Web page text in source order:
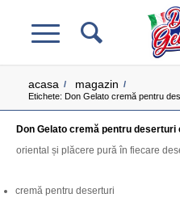
acasa / magazin /
Etichete: Don Gelato cremă pentru
Don Gelato cremă pentru deserturi
oriental și plăcere pură în fiecare
cremă pentru deserturi